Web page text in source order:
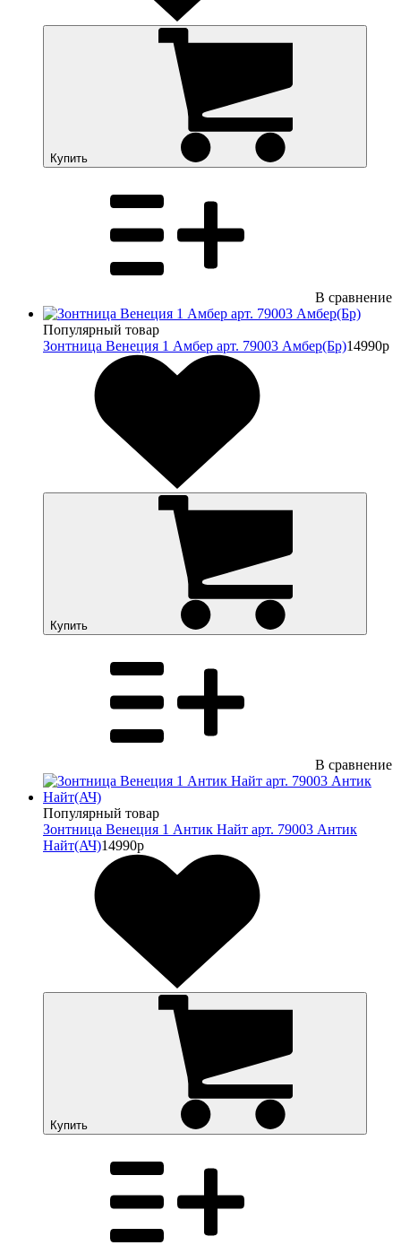
Купить
В сравнение
Популярный товар
Зонтница Венеция 1 Амбер арт. 79003 Амбер(Бр)14990р
Купить
В сравнение
Популярный товар
Зонтница Венеция 1 Антик Найт арт. 79003 Антик
Найт(АЧ)14990р
Купить